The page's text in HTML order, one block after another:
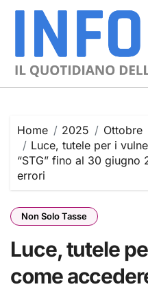
Skip
Home 2025
Ottobre
Luce, tutele per i
“STG” fino al 30
errori
Non Solo Tasse
Luce, tutele
come